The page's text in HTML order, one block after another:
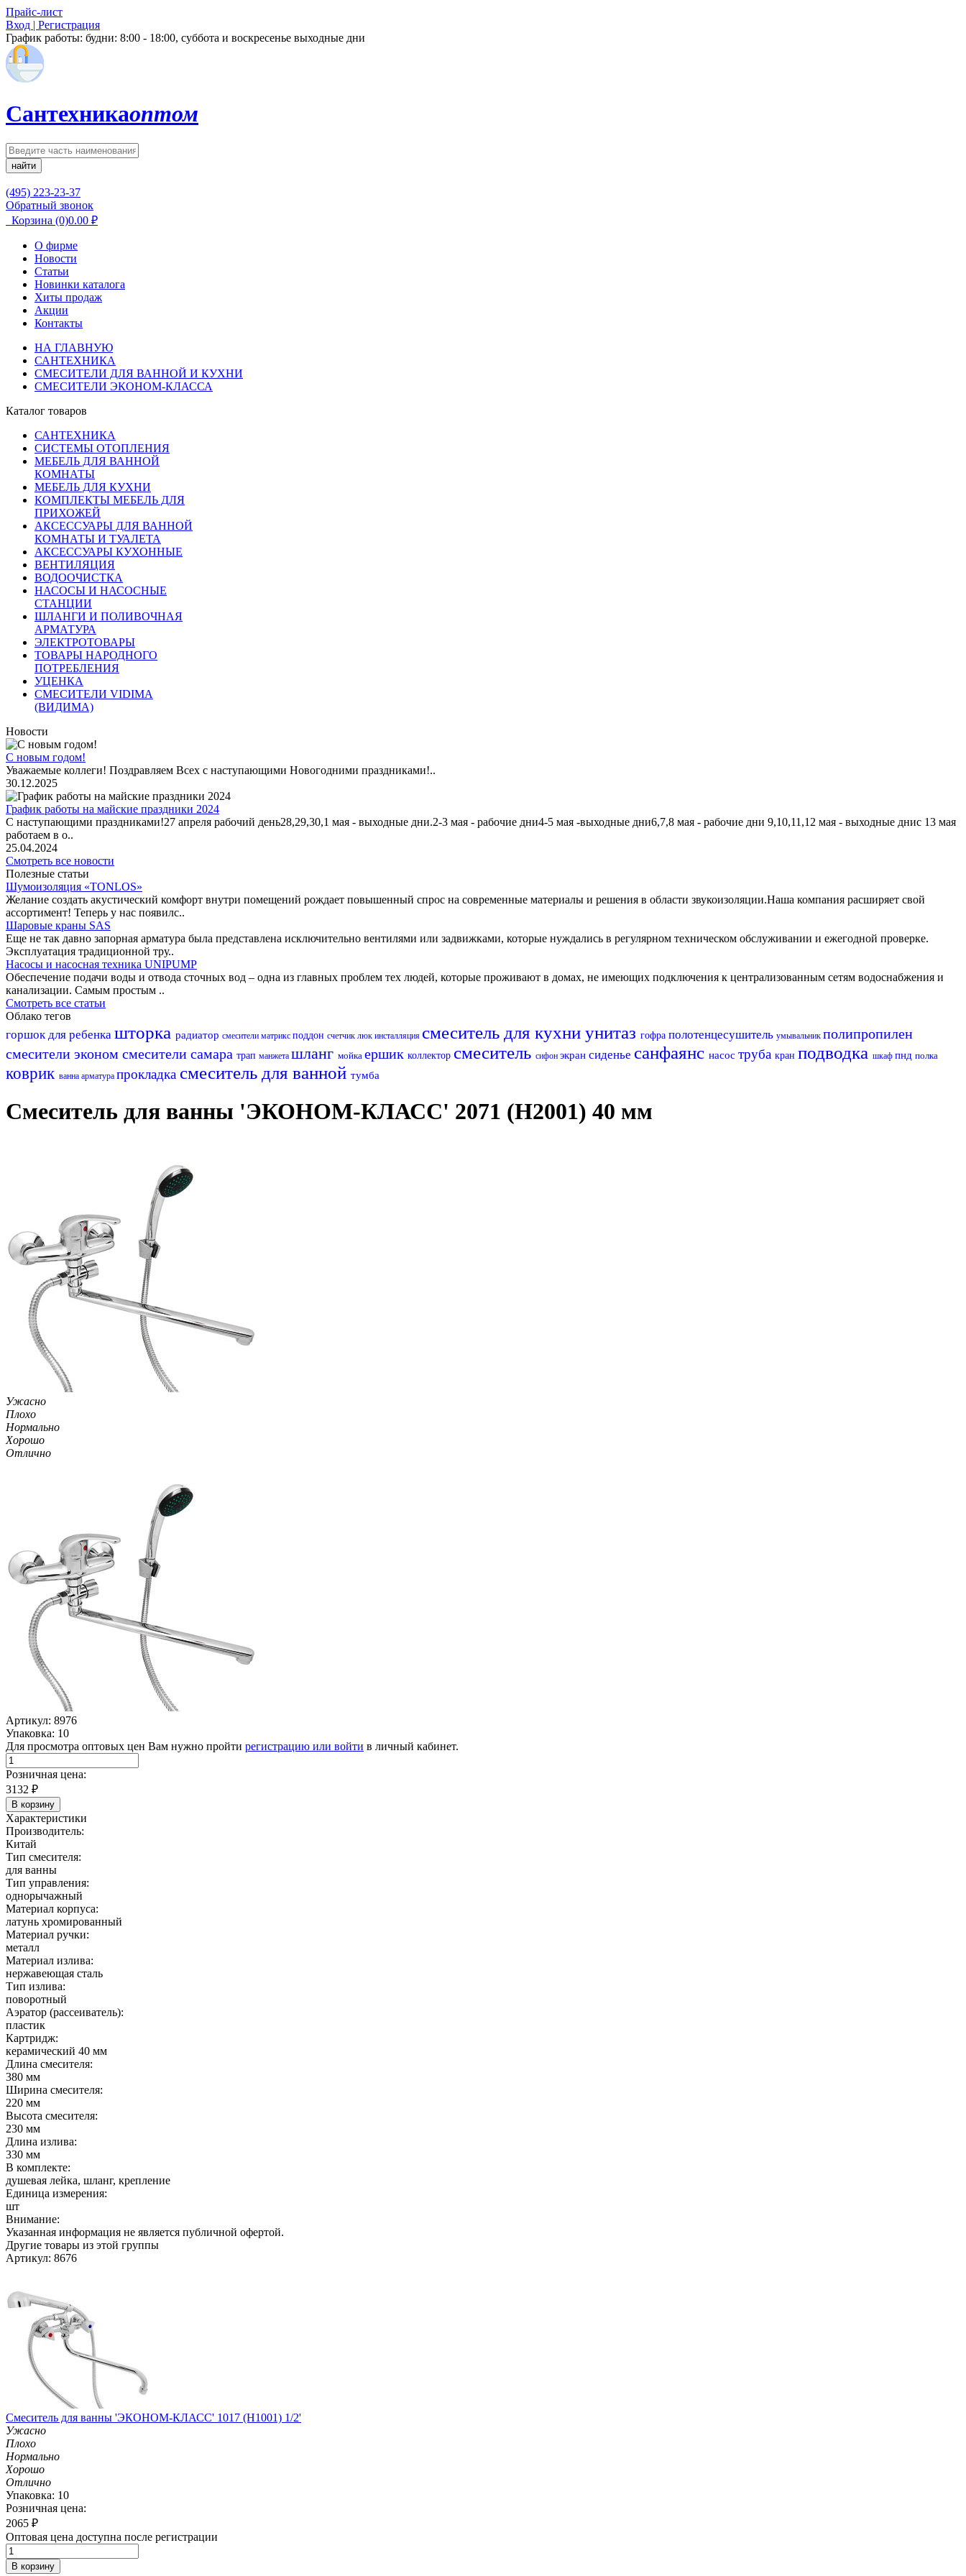
Прайс-лист
Вход | Регистрация
График работы: будни: 8:00 - 18:00, суббота и воскресенье выходные дни
Сантехникаоптом
найти
(495) 223-23-37
Обратный звонок
Корзина (0)0.00 ₽
О фирме
Новости
Статьи
Новинки каталога
Хиты продаж
Акции
Контакты
НА ГЛАВНУЮ
САНТЕХНИКА
СМЕСИТЕЛИ ДЛЯ ВАННОЙ И КУХНИ
СМЕСИТЕЛИ ЭКОНОМ-КЛАССА
Каталог товаров
САНТЕХНИКА
СИСТЕМЫ ОТОПЛЕНИЯ
МЕБЕЛЬ ДЛЯ ВАННОЙ
КОМНАТЫ
МЕБЕЛЬ ДЛЯ КУХНИ
КОМПЛЕКТЫ МЕБЕЛЬ ДЛЯ
ПРИХОЖЕЙ
АКСЕССУАРЫ ДЛЯ ВАННОЙ
КОМНАТЫ И ТУАЛЕТА
АКСЕССУАРЫ КУХОННЫЕ
ВЕНТИЛЯЦИЯ
ВОДООЧИСТКА
НАСОСЫ И НАСОСНЫЕ
СТАНЦИИ
ШЛАНГИ И ПОЛИВОЧНАЯ
АРМАТУРА
ЭЛЕКТРОТОВАРЫ
ТОВАРЫ НАРОДНОГО
ПОТРЕБЛЕНИЯ
УЦЕНКА
СМЕСИТЕЛИ VIDIMA
(ВИДИМА)
Новости
С новым годом!
Уважаемые коллеги! Поздравляем Всех с наступающими Новогодними праздниками!..
30.12.2025
График работы на майские праздники 2024
С наступающими праздниками!27 апреля рабочий день28,29,30,1 мая - выходные дни.2-3 мая - рабочие дни4-5 мая -выходные дни6,7,8 мая - рабочие дни 9,10,11,12 мая - выходные днис 13 мая
работаем в о..
25.04.2024
Смотреть все новости
Полезные статьи
Шумоизоляция «TONLOS»
Желание создать акустический комфорт внутри помещений рождает повышенный спрос на современные материалы и решения в области звукоизоляции.Наша компания расширяет свой
ассортимент! Теперь у нас появилс..
Шаровые краны SAS
Еще не так давно запорная арматура была представлена исключительно вентилями или задвижками, которые нуждались в регулярном техническом обслуживании и ежегодной проверке.
Эксплуатация традиционной тру..
Насосы и насосная техника UNIPUMP
Обеспечение подачи воды и отвода сточных вод – одна из главных проблем тех людей, которые проживают в домах, не имеющих подключения к централизованным сетям водоснабжения и
канализации. Самым простым ..
Смотреть все статьи
Облако тегов
горшок для ребенка шторка радиатор смесители матрикс поддон счетчик люк инсталляция смеситель для кухни унитаз гофра полотенцесушитель умывальник полипропилен
смесители эконом смесители самара трап манжета шланг мойка ершик коллектор смеситель сифон экран сиденье санфаянс насос труба кран подводка шкаф пнд полка
коврик ванна арматура прокладка смеситель для ванной тумба
Смеситель для ванны 'ЭКОНОМ-КЛАСС' 2071 (H2001) 40 мм
Ужасно
Плохо
Нормально
Хорошо
Отлично
Артикул: 8976
Упаковка: 10
Для просмотра оптовых цен Вам нужно пройти регистрацию или войти в личный кабинет.
Розничная цена:
3132 ₽
В корзину
Характеристики
Производитель:
Китай
Тип смесителя:
для ванны
Тип управления:
однорычажный
Материал корпуса:
латунь хромированный
Материал ручки:
металл
Материал излива:
нержавеющая сталь
Тип излива:
поворотный
Аэратор (рассеиватель):
пластик
Картридж:
керамический 40 мм
Длина смесителя:
380 мм
Ширина смесителя:
220 мм
Высота смесителя:
230 мм
Длина излива:
330 мм
В комплекте:
душевая лейка, шланг, крепление
Единица измерения:
шт
Внимание:
Указанная информация не является публичной офертой.
Другие товары из этой группы
Артикул: 8676
Смеситель для ванны 'ЭКОНОМ-КЛАСС' 1017 (H1001) 1/2'
Ужасно
Плохо
Нормально
Хорошо
Отлично
Упаковка: 10
Розничная цена:
2065 ₽
Оптовая цена доступна после регистрации
В корзину